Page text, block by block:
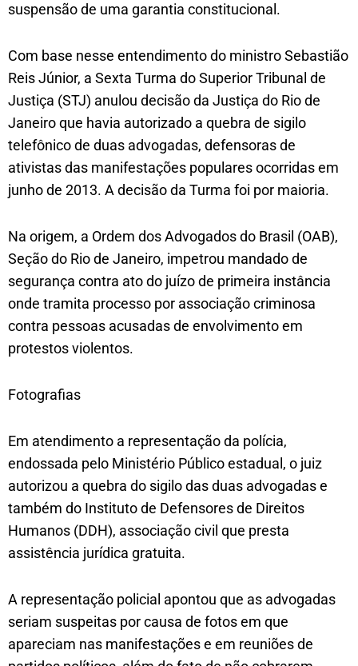
suspensão de uma garantia constitucional.
Com base nesse entendimento do ministro Sebastião
Reis Júnior, a Sexta Turma do Superior Tribunal de
Justiça (STJ) anulou decisão da Justiça do Rio de
Janeiro que havia autorizado a quebra de sigilo
telefônico de duas advogadas, defensoras de
ativistas das manifestações populares ocorridas em
junho de 2013. A decisão da Turma foi por maioria.
Na origem, a Ordem dos Advogados do Brasil (OAB),
Seção do Rio de Janeiro, impetrou mandado de
segurança contra ato do juízo de primeira instância
onde tramita processo por associação criminosa
contra pessoas acusadas de envolvimento em
protestos violentos.
Fotografias
Em atendimento a representação da polícia,
endossada pelo Ministério Público estadual, o juiz
autorizou a quebra do sigilo das duas advogadas e
também do Instituto de Defensores de Direitos
Humanos (DDH), associação civil que presta
assistência jurídica gratuita.
A representação policial apontou que as advogadas
seriam suspeitas por causa de fotos em que
apareciam nas manifestações e em reuniões de